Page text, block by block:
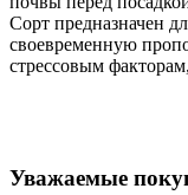
Сорт предназначен
своевременную
стрессовым
Уважаемые